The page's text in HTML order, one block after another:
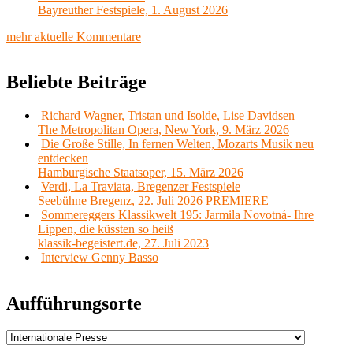
Bayreuther Festspiele, 1. August 2026
mehr aktuelle Kommentare
Beliebte Beiträge
Richard Wagner, Tristan und Isolde, Lise Davidsen
The Metropolitan Opera, New York, 9. März 2026
Die Große Stille, In fernen Welten, Mozarts Musik neu
entdecken
Hamburgische Staatsoper, 15. März 2026
Verdi, La Traviata, Bregenzer Festspiele
Seebühne Bregenz, 22. Juli 2026 PREMIERE
Sommereggers Klassikwelt 195: Jarmila Novotná- Ihre
Lippen, die küssten so heiß
klassik-begeistert.de, 27. Juli 2023
Interview Genny Basso
Aufführungsorte
Aufführungsorte